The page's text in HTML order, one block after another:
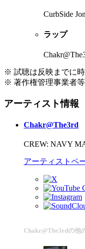
CurbSide
ラップ
※ 試聴は反映までに時
※ 著作権管理事業者
アーティスト情報
Chakr@The3rd
CREW: NAVY
アーティストペ
Chakr@The3rdの他